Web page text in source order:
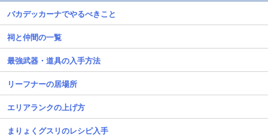
バカデッカーナでやるべきこと
祠と仲間の一覧
最強武器・道具の入手方法
リーフナーの居場所
エリアランクの上げ方
まりょくグスリのレシピ入手